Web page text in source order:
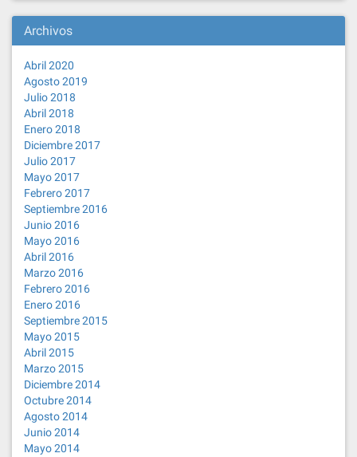
Archivos
Abril 2020
Agosto 2019
Julio 2018
Abril 2018
Enero 2018
Diciembre 2017
Julio 2017
Mayo 2017
Febrero 2017
Septiembre 2016
Junio 2016
Mayo 2016
Abril 2016
Marzo 2016
Febrero 2016
Enero 2016
Septiembre 2015
Mayo 2015
Abril 2015
Marzo 2015
Diciembre 2014
Octubre 2014
Agosto 2014
Junio 2014
Mayo 2014